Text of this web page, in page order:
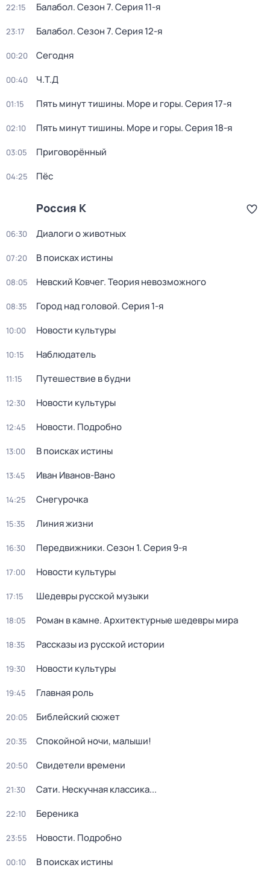
22:15 Балабол. Сезон 7. Серия 11-я
23:17 Балабол. Сезон 7. Серия 12-я
00:20 Сегодня
00:40 Ч.T.Д
01:15 Пять минут тишины. Море и горы. Серия 17-я
02:10 Пять минут тишины. Море и горы. Серия 18-я
03:05 Приговорённый
04:25 Пёс
Россия К
06:30 Диалоги о животных
07:20 В поисках истины
08:05 Невский Ковчег. Теория невозможного
08:35 Город над головой. Серия 1-я
10:00 Новости культуры
10:15 Наблюдатель
11:15 Путешествие в будни
12:30 Новости культуры
12:45 Новости. Подробно
13:00 В поисках истины
13:45 Иван Иванов-Вано
14:25 Снегурочка
15:35 Линия жизни
16:30 Передвижники. Сезон 1. Серия 9-я
17:00 Новости культуры
17:15 Шедевры русской музыки
18:05 Роман в камне. Архитектурные шедевры мира
18:35 Рассказы из русской истории
19:30 Новости культуры
19:45 Главная роль
20:05 Библейский сюжет
20:35 Спокойной ночи, малыши!
20:50 Свидетели времени
21:30 Сати. Нескучная классика...
22:10 Береника
23:55 Новости. Подробно
00:10 В поисках истины